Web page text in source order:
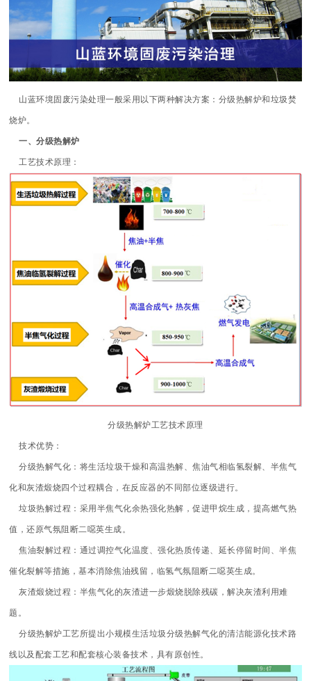
山蓝环境固废污染处理一般采用以下两种解决方案：分级热解炉和垃圾焚
烧炉。
一、分级热解炉
工艺技术原理：
分级热解炉工艺技术原理
技术优势：
分级热解气化：将生活垃圾干燥和高温热解、焦油气相临氢裂解、半焦气
化和灰渣煅烧四个过程耦合，在反应器的不同部位逐级进行。
垃圾热解过程：采用半焦气化余热强化热解，促进甲烷生成，提高燃气热
值，还原气氛阻断二噁英生成。
焦油裂解过程：通过调控气化温度、强化热质传递、延长停留时间、半焦
催化裂解等措施，基本消除焦油残留，临氢气氛阻断二噁英生成。
灰渣煅烧过程：半焦气化的灰渣进一步煅烧脱除残碳，解决灰渣利用难
题。
分级热解炉工艺所提出小规模生活垃圾分级热解气化的清洁能源化技术路
线以及配套工艺和配套核心装备技术，具有原创性。